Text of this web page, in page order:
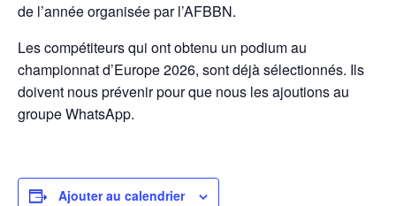
de l’année organisée par l’AFBBN.
Les compétiteurs qui ont obtenu un podium au
championnat d’Europe 2026, sont déjà sélectionnés. Ils
doivent nous prévenir pour que nous les ajoutions au
groupe WhatsApp.
Ajouter au calendrier